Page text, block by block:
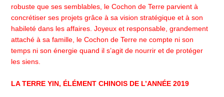
robuste que ses semblables, le Cochon de Terre parvient à
concrétiser ses projets grâce à sa vision stratégique et à son
habileté dans les affaires. Joyeux et responsable, grandement
attaché à sa famille, le Cochon de Terre ne compte ni son
temps ni son énergie quand il s’agit de nourrir et de protéger
les siens.
LA TERRE YIN, ÉLÉMENT CHINOIS DE L’ANNÉE 2019